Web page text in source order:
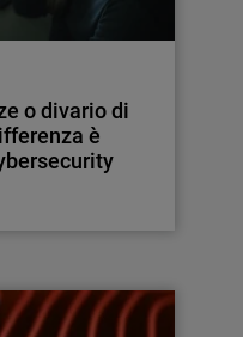
o divario di
è